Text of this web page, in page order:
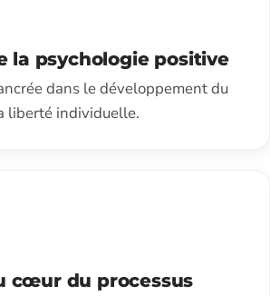
la psychologie positive
dans le développement du
liberté individuelle.
cœur du processus